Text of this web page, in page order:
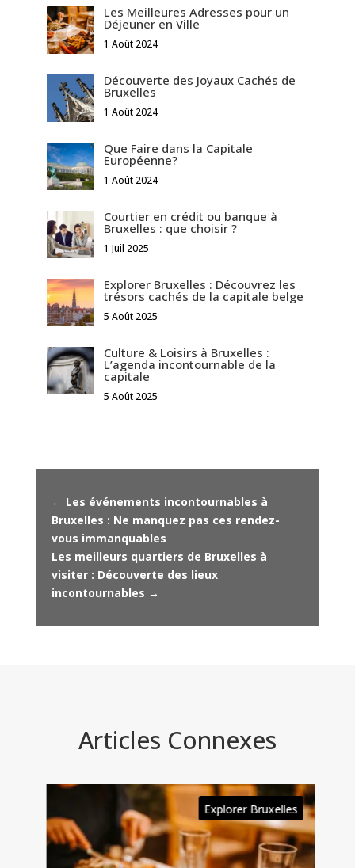
Les Meilleures Adresses pour un
Déjeuner en Ville
1 Août 2024
Découverte des Joyaux Cachés de
Bruxelles
1 Août 2024
Que Faire dans la Capitale
Européenne?
1 Août 2024
Courtier en crédit ou banque à
Bruxelles : que choisir ?
1 Juil 2025
Explorer Bruxelles : Découvrez les
trésors cachés de la capitale belge
5 Août 2025
Culture & Loisirs à Bruxelles :
L’agenda incontournable de la
capitale
5 Août 2025
← Les événements incontournables à
Bruxelles : Ne manquez pas ces rendez-
vous immanquables
Les meilleurs quartiers de Bruxelles à
visiter : Découverte des lieux
incontournables →
Articles Connexes
Explorer Bruxelles